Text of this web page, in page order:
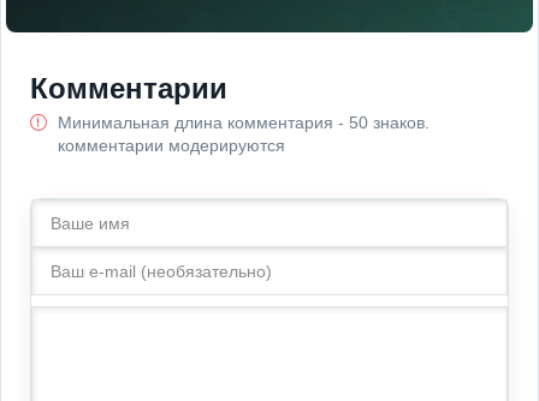
Комментарии
Минимальная длина комментария - 50 знаков.
комментарии модерируются